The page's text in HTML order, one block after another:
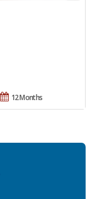
12 Months